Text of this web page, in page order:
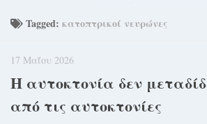
Ρίζα & Διάρκεια
Διαφήμιση
Γίνετε συνδρομητής
Μόνο για συνδρομητές
Tagged: κατοπτρικοί νευρώνες
17 Μαΐου 2026
Η αυτοκτονία δεν
από τις αυτοκτονίες